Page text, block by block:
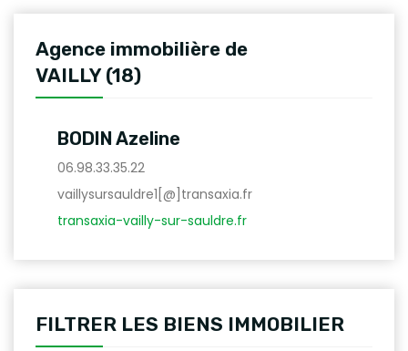
Agence immobilière de
VAILLY (18)
BODIN Azeline
06.98.33.35.22
vaillysursauldre1[@]transaxia.fr
transaxia-vailly-sur-sauldre.fr
FILTRER LES BIENS IMMOBILIER